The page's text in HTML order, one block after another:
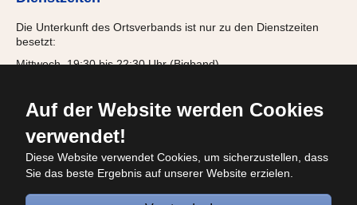
Auf der Website werden Cookies
verwendet!
Diese Website verwendet Cookies, um sicherzustellen, dass
Sie das beste Ergebnis auf unserer Website erzielen.
Die Unterkunft des Ortsverbands ist nur zu den Dienstzeiten
besetzt:
Mittwoch, 19:30 bis 22:30 Uhr (Bigband)
© 2026
Bundesanstalt Technisches Hilfswerk